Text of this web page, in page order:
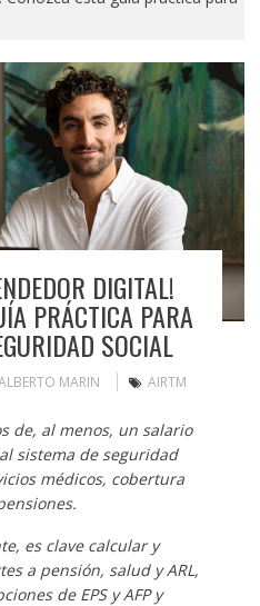
DIGITAL!
PRÁCTICA PARA
SOCIAL
MARIN AIRTM
de, al menos, un salario
sistema de seguridad
médicos, cobertura
es clave calcular y
a pensión, salud y ARL,
de EPS y AFP y